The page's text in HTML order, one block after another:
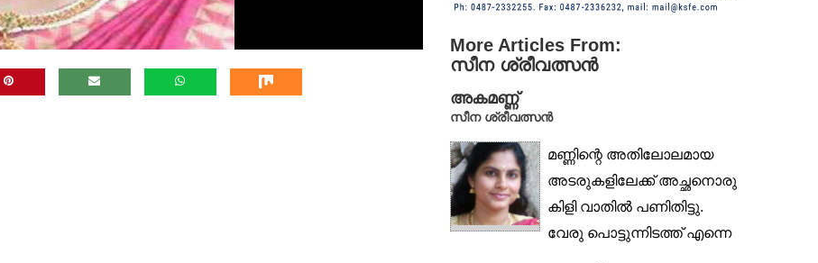
More Articles From:
സീന ശ്രീവത്സൻ
അകമണ്ണ്
സീന ശ്രീവത്സൻ
മണ്ണിന്റെ അതിലോലമായ
അടരുകളിലേക്ക് അച്ഛനൊരു
കിളി വാതിൽ പണിതിട്ടു.
വേരു പൊട്ടുന്നിടത്ത് എന്നെ